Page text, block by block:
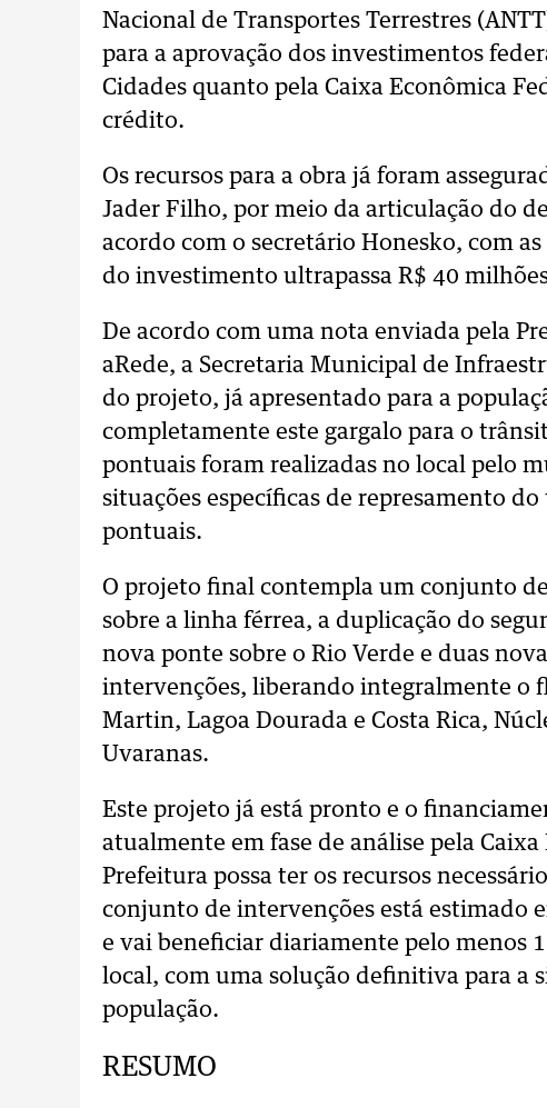
Nacional de Transportes Terrestres
para a aprovação dos investimentos
Cidades quanto pela Caixa Econômica
crédito.
Os recursos para a obra já foram
Jader Filho, por meio da articulação do
acordo com o secretário Honesko, com
do investimento ultrapassa R$ 40
De acordo com uma nota enviada pela
aRede, a Secretaria Municipal de
do projeto, já apresentado para a
completamente este gargalo para o
pontuais foram realizadas no local pelo
situações específicas de represamento
pontuais.
O projeto final contempla um conjunto
sobre a linha férrea, a duplicação do
nova ponte sobre o Rio Verde e duas
intervenções, liberando integralmente o
Martin, Lagoa Dourada e Costa Rica,
Uvaranas.
Este projeto já está pronto e o
atualmente em fase de análise pela
Prefeitura possa ter os recursos
conjunto de intervenções está estimado
e vai beneficiar diariamente pelo menos
local, com uma solução definitiva para a
população.
RESUMO